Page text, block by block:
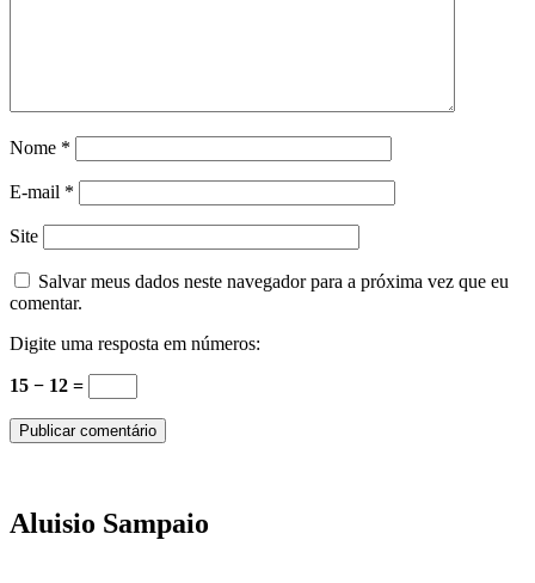
Nome *
E-mail *
Site
Salvar meus dados neste navegador para a próxima vez que eu
comentar.
Digite uma resposta em números:
15 − 12 =
Aluisio Sampaio